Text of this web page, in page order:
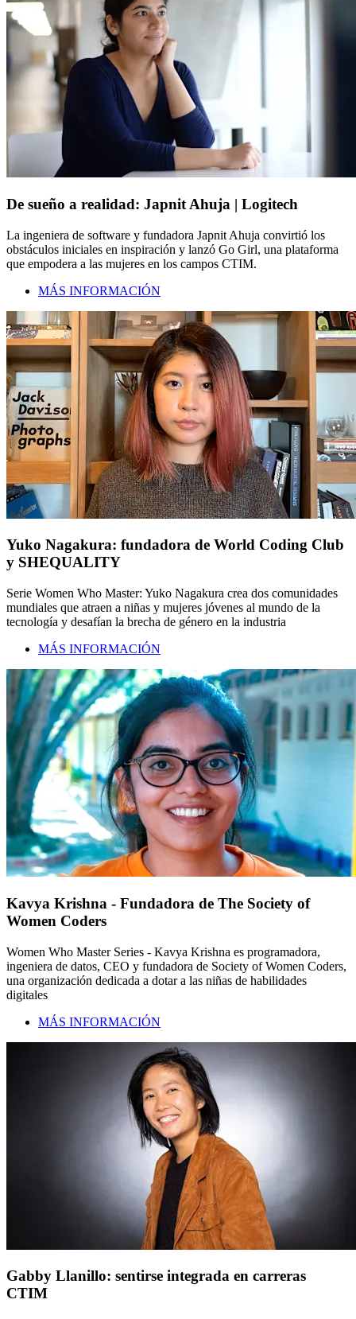
De sueño a realidad: Japnit Ahuja | Logitech
La ingeniera de software y fundadora Japnit Ahuja convirtió los
obstáculos iniciales en inspiración y lanzó Go Girl, una plataforma
que empodera a las mujeres en los campos CTIM.
MÁS INFORMACIÓN
Yuko Nagakura: fundadora de World Coding Club
y SHEQUALITY
Serie Women Who Master: Yuko Nagakura crea dos comunidades
mundiales que atraen a niñas y mujeres jóvenes al mundo de la
tecnología y desafían la brecha de género en la industria
MÁS INFORMACIÓN
Kavya Krishna - Fundadora de The Society of
Women Coders
Women Who Master Series - Kavya Krishna es programadora,
ingeniera de datos, CEO y fundadora de Society of Women Coders,
una organización dedicada a dotar a las niñas de habilidades
digitales
MÁS INFORMACIÓN
Gabby Llanillo: sentirse integrada en carreras
CTIM